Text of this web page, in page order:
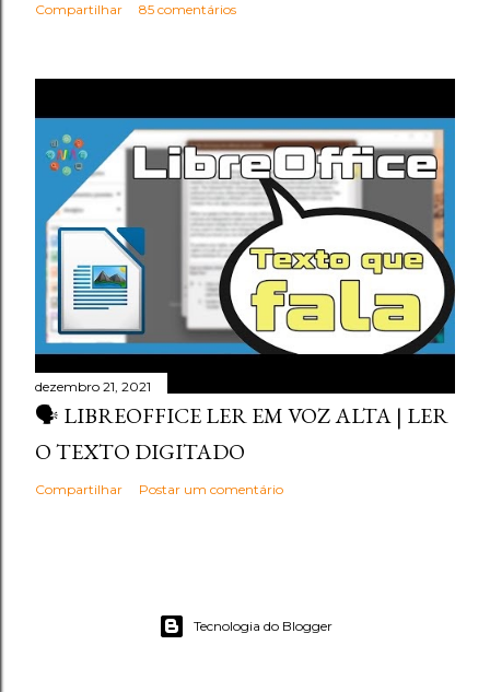
Compartilhar 85 comentários
dezembro 21, 2021
🗣️ LIBREOFFICE LER EM VOZ ALTA | LER
O TEXTO DIGITADO
Compartilhar Postar um comentário
Tecnologia do Blogger